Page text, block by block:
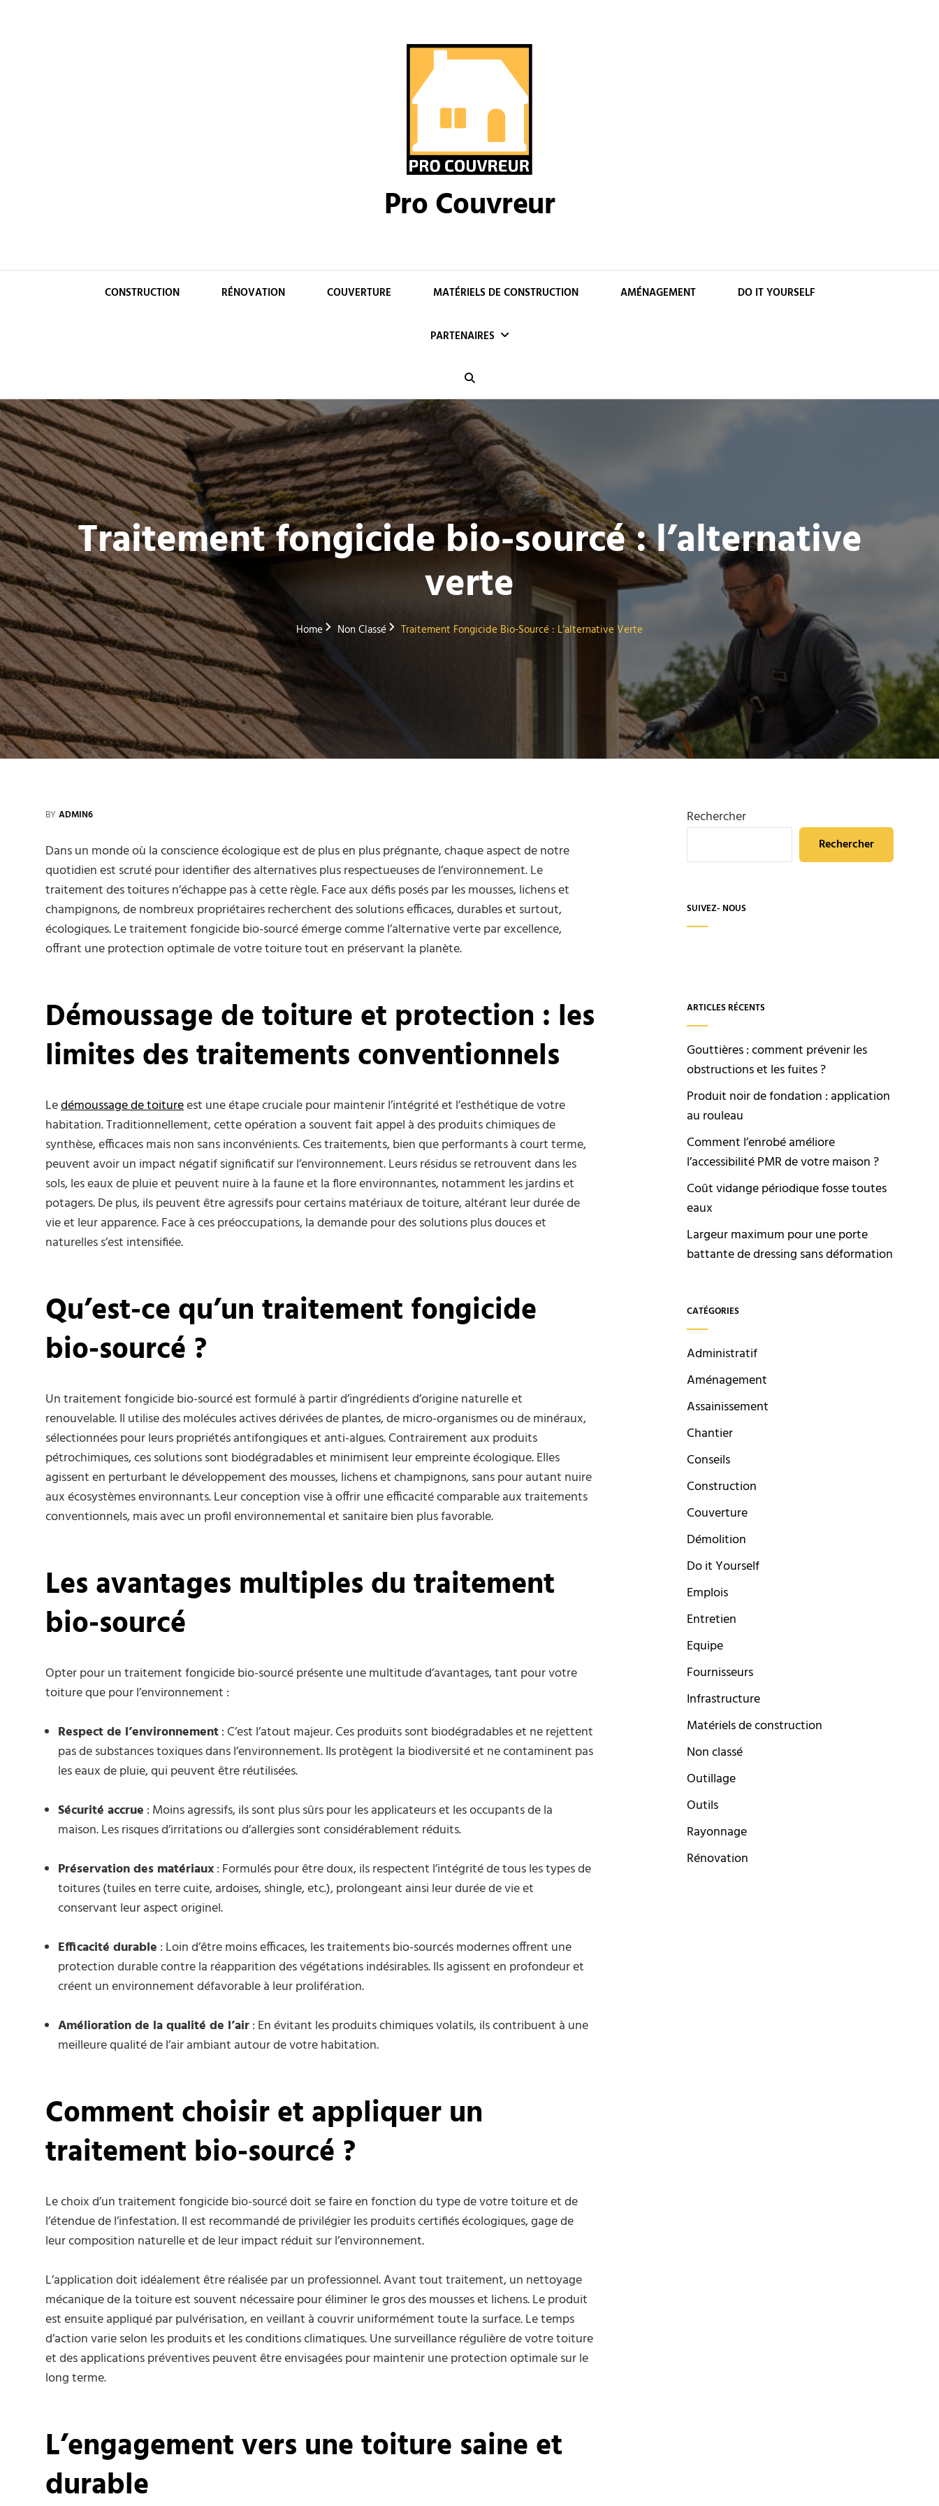
Pro Couvreur
CONSTRUCTION RÉNOVATION COUVERTURE MATÉRIELS DE CONSTRUCTION AMÉNAGEMENT DO IT YOURSELF
PARTENAIRES
Traitement fongicide bio-sourcé : l’alternative
verte
Home Non Classé Traitement Fongicide Bio-Sourcé : L’alternative Verte
BY ADMIN6
Dans un monde où la conscience écologique est de plus en plus prégnante, chaque aspect de notre
quotidien est scruté pour identifier des alternatives plus respectueuses de l’environnement. Le
traitement des toitures n’échappe pas à cette règle. Face aux défis posés par les mousses, lichens et
champignons, de nombreux propriétaires recherchent des solutions efficaces, durables et surtout,
écologiques. Le traitement fongicide bio-sourcé émerge comme l’alternative verte par excellence,
offrant une protection optimale de votre toiture tout en préservant la planète.
Démoussage de toiture et protection : les
limites des traitements conventionnels
Ledémoussage de toitureest une étape cruciale pour maintenir l’intégrité et l’esthétique de votre
habitation. Traditionnellement, cette opération a souvent fait appel à des produits chimiques de
synthèse, efficaces mais non sans inconvénients. Ces traitements, bien que performants à court terme,
peuvent avoir un impact négatif significatif sur l’environnement. Leurs résidus se retrouvent dans les
sols, les eaux de pluie et peuvent nuire à la faune et la flore environnantes, notamment les jardins et
potagers. De plus, ils peuvent être agressifs pour certains matériaux de toiture, altérant leur durée de
vie et leur apparence. Face à ces préoccupations, la demande pour des solutions plus douces et
naturelles s’est intensifiée.
Qu’est-ce qu’un traitement fongicide
bio-sourcé ?
Un traitement fongicide bio-sourcé est formulé à partir d’ingrédients d’origine naturelle et
renouvelable. Il utilise des molécules actives dérivées de plantes, de micro-organismes ou de minéraux,
sélectionnées pour leurs propriétés antifongiques et anti-algues. Contrairement aux produits
pétrochimiques, ces solutions sont biodégradables et minimisent leur empreinte écologique. Elles
agissent en perturbant le développement des mousses, lichens et champignons, sans pour autant nuire
aux écosystèmes environnants. Leur conception vise à offrir une efficacité comparable aux traitements
conventionnels, mais avec un profil environnemental et sanitaire bien plus favorable.
Les avantages multiples du traitement
bio-sourcé
Opter pour un traitement fongicide bio-sourcé présente une multitude d’avantages, tant pour votre
toiture que pour l’environnement :
Respect de l’environnement: C’est l’atout majeur. Ces produits sont biodégradables et ne rejettent
pas de substances toxiques dans l’environnement. Ils protègent la biodiversité et ne contaminent pas
les eaux de pluie, qui peuvent être réutilisées.
Sécurité accrue : Moins agressifs, ils sont plus sûrs pour les applicateurs et les occupants de la
maison. Les risques d’irritations ou d’allergies sont considérablement réduits.
Préservation des matériaux: Formulés pour être doux, ils respectent l’intégrité de tous les types de
toitures (tuiles en terre cuite, ardoises, shingle, etc.), prolongeant ainsi leur durée de vie et
conservant leur aspect originel.
Efficacité durable : Loin d’être moins efficaces, les traitements bio-sourcés modernes offrent une
protection durable contre la réapparition des végétations indésirables. Ils agissent en profondeur et
créent un environnement défavorable à leur prolifération.
Amélioration de la qualité de l’air: En évitant les produits chimiques volatils, ils contribuent à une
meilleure qualité de l’air ambiant autour de votre habitation.
Comment choisir et appliquer un
traitement bio-sourcé ?
Le choix d’un traitement fongicide bio-sourcé doit se faire en fonction du type de votre toiture et de
l’étendue de l’infestation. Il est recommandé de privilégier les produits certifiés écologiques, gage de
leur composition naturelle et de leur impact réduit sur l’environnement.
L’application doit idéalement être réalisée par un professionnel. Avant tout traitement, un nettoyage
mécanique de la toiture est souvent nécessaire pour éliminer le gros des mousses et lichens. Le produit
est ensuite appliqué par pulvérisation, en veillant à couvrir uniformément toute la surface. Le temps
d’action varie selon les produits et les conditions climatiques. Une surveillance régulière de votre toiture
et des applications préventives peuvent être envisagées pour maintenir une protection optimale sur le
long terme.
L’engagement vers une toiture saine et
durable
Rechercher
Rechercher
SUIVEZ- NOUS
ARTICLES RÉCENTS
Gouttières : comment prévenir les
obstructions et les fuites ?
Produit noir de fondation : application
au rouleau
Comment l’enrobé améliore
l’accessibilité PMR de votre maison ?
Coût vidange périodique fosse toutes
eaux
Largeur maximum pour une porte
battante de dressing sans déformation
CATÉGORIES
Administratif
Aménagement
Assainissement
Chantier
Conseils
Construction
Couverture
Démolition
Do it Yourself
Emplois
Entretien
Equipe
Fournisseurs
Infrastructure
Matériels de construction
Non classé
Outillage
Outils
Rayonnage
Rénovation